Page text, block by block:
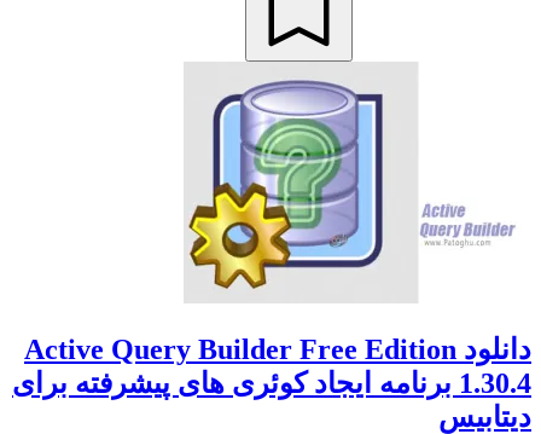
دانلود Active Query Builder Free Edition
1.30.4 برنامه ایجاد کوئری های پیشرفته برای
دیتابیس